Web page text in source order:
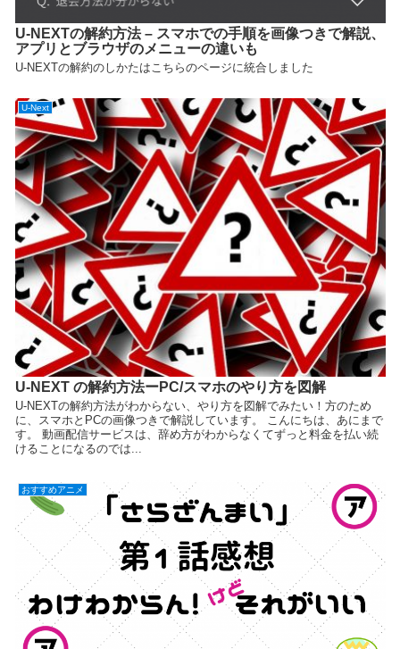
U-NEXTの解約方法 – スマホでの手順を画像つきで解説、
アプリとブラウザのメニューの違いも
U-NEXTの解約のしかたはこちらのページに統合しました
U-Next
U-NEXT の解約方法ーPC/スマホのやり方を図解
U-NEXTの解約方法がわからない、やり方を図解でみたい！方のため
に、スマホとPCの画像つきで解説しています。 こんにちは、あにまで
す。 動画配信サービスは、辞め方がわからなくてずっと料金を払い続
けることになるのでは...
おすすめアニメ